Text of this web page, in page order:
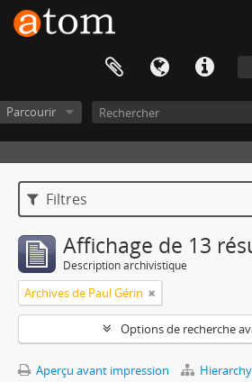
Parcourir
Filtres
Affichage de 13
Description archivistique
Archives de Paul Gérin
Options de recherche
Aperçu avant impression Hierarchy